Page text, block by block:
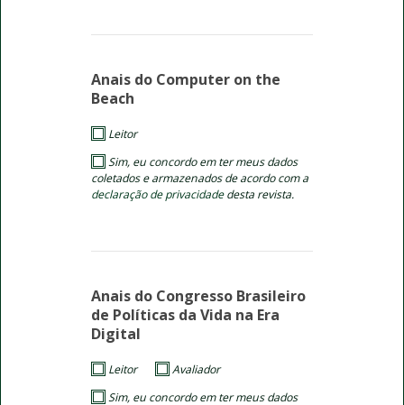
Anais do Computer on the
Beach
Leitor
coletados e armazenados de acordo com a
declaração de privacidadedesta revista.
Anais do Congresso Brasileiro
de Políticas da Vida na Era
Digital
Leitor
Avaliador